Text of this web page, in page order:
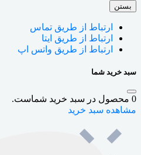
بستن
ارتباط از طریق تماس
ارتباط از طریق ایتا
ارتباط از طریق واتس اپ
سبد خرید شما
0 محصول در سبد خرید شماست.
مشاهده سبد خرید